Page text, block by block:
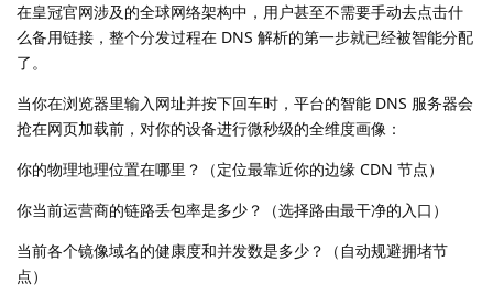
在皇冠官网涉及的全球网络架构中，用户甚至不需要手动去点击什
么备用链接，整个分发过程在 DNS 解析的第一步就已经被智能分配
了。
当你在浏览器里输入网址并按下回车时，平台的智能 DNS 服务器会
抢在网页加载前，对你的设备进行微秒级的全维度画像：
你的物理地理位置在哪里？（定位最靠近你的边缘 CDN 节点）
你当前运营商的链路丢包率是多少？（选择路由最干净的入口）
当前各个镜像域名的健康度和并发数是多少？（自动规避拥堵节
点）